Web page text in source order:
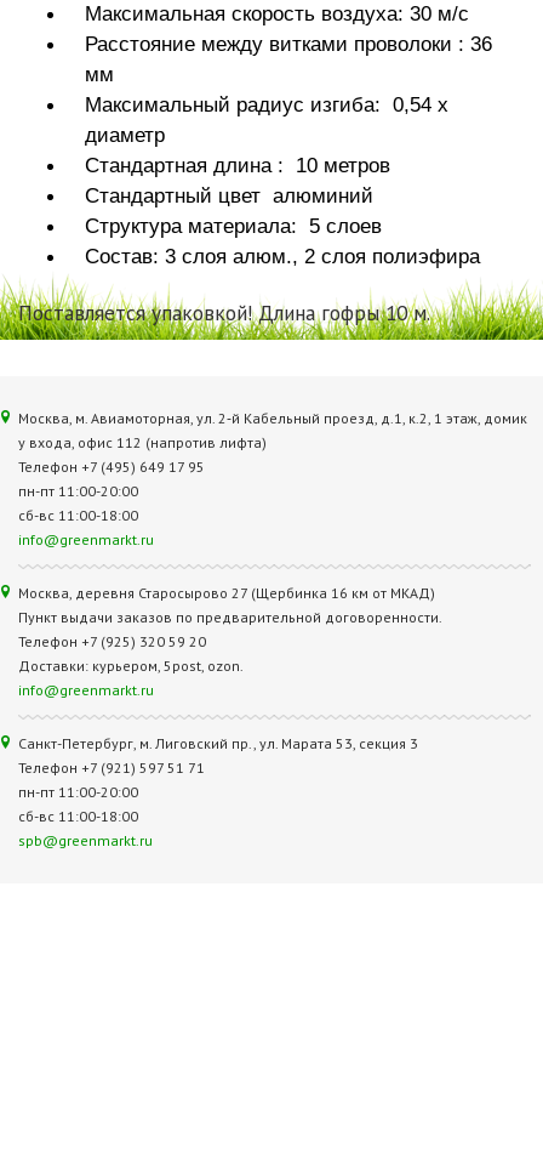
Максимальная скорость воздуха: 30 м/с
Расстояние между витками проволоки : 36
мм
Максимальный радиус изгиба: 0,54 х
диаметр
Стандартная длина : 10 метров
Стандартный цвет алюминий
Структура материала: 5 слоев
Состав: 3 слоя алюм., 2 слоя полиэфира
Поставляется упаковкой! Длина гофры 10 м.
Москва, м. Авиамоторная, ул. 2‑й Кабельный проезд, д.1, к.2, 1 этаж, домик
у входа, офис 112 (напротив лифта)
Телефон +7 (495) 649 17 95
пн-пт 11:00-20:00
сб-вс 11:00-18:00
info@greenmarkt.ru
Москва, деревня Старосырово 27 (Щербинка 16 км от МКАД)
Пункт выдачи заказов по предварительной договоренности.
Телефон +7 (925) 320 59 20
Доставки: курьером, 5post, ozon.
info@greenmarkt.ru
Санкт-Петербург, м. Лиговский пр., ул. Марата 53, секция 3
Телефон +7 (921) 597 51 71
пн-пт 11:00-20:00
сб-вс 11:00-18:00
spb@greenmarkt.ru